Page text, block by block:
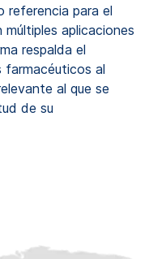
referencia para el
aplicaciones
respalda el
al
al que se
de su